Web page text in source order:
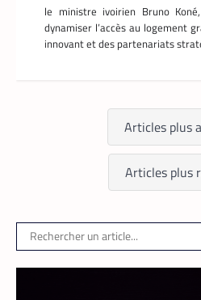
le ministre ivoirien Bruno
dynamiser l’accès au logement
innovant et des partenariats
Articles plus
Articles plus
TECH MONDE , VTC
Heetch : désormais, les
définir directement le prix
La Rédaction 25 mai
en permettant aux
chauffeurs de fixer
commun accord les tarifs.